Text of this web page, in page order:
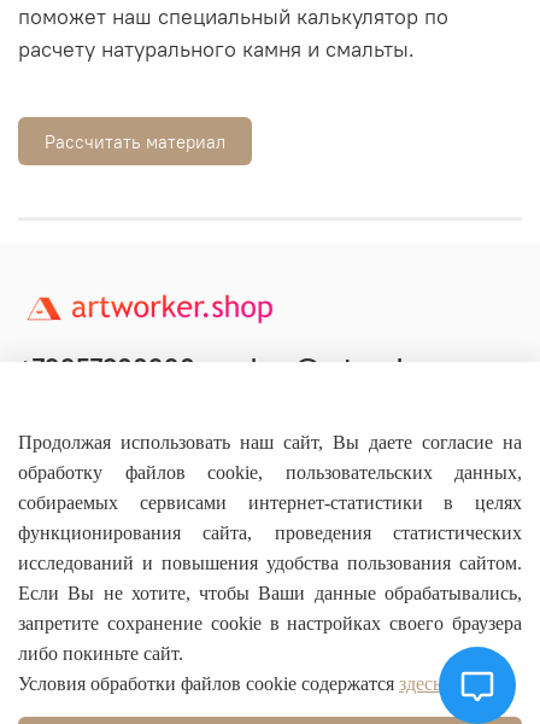
поможет наш специальный калькулятор по
расчету натурального камня и смальты.
Рассчитать материал
Основное
О магазине
Информация
+79957800990 shop@artworker.pro
Продолжая использовать наш сайт, Вы даете согласие на
обработку файлов cookie, пользовательских данных,
собираемых сервисами интернет-статистики в целях
функционирования сайта, проведения статистических
исследований и повышения удобства пользования сайтом.
Если Вы не хотите, чтобы Ваши данные обрабатывались,
запретите сохранение cookie в настройках своего браузера
либо покиньте сайт.
Условия обработки файлов cookie содержатся здесь